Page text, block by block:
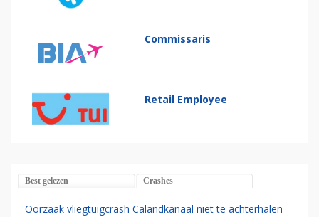
Commissaris
Retail Employee
Best gelezen Crashes
Oorzaak vliegtuigcrash Calandkanaal niet te achterhalen